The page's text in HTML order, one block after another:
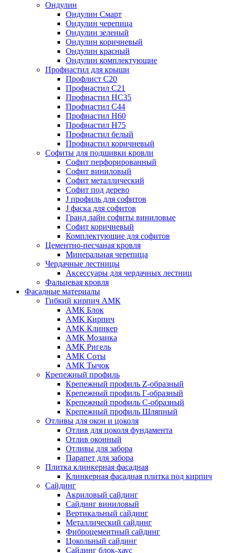
Ондулин
Ондулин Смарт
Ондулин черепица
Ондулин зеленый
Ондулин коричневый
Ондулин красный
Ондулин комплектующие
Профнастил для крыши
Профлист С20
Профнастил С21
Профнастил НС35
Профнастил С44
Профнастил Н60
Профнастил Н75
Профнастил белый
Профнастил коричневый
Софиты для подшивки кровли
Cофит перфорированный
Софит виниловый
Софит металлический
Софит под дерево
J профиль для софитов
J фаска для софитов
Гранд лайн софиты виниловые
Софит коричневый
Комплектующие для софитов
Цементно-песчаная кровля
Минеральная черепица
Чердачные лестницы
Аксессуары для чердачных лестниц
Фальцевая кровля
Фасадные материалы
Гибкий кирпич АМК
АМК Блок
АМК Кирпич
АМК Клинкер
АМК Мозаика
АМК Ригель
АМК Соты
АМК Тычок
Крепежный профиль
Крепежный профиль Z-образный
Крепежный профиль Г-образный
Крепежный профиль С-образный
Крепежный профиль Шляпный
Отливы для окон и цоколя
Отлив для цоколя фундамента
Отлив оконный
Отливы для забора
Парапет для забора
Плитка клинкерная фасадная
Клинкерная фасадная плитка под кирпич
Сайдинг
Акриловый сайдинг
Сайдинг виниловый
Вертикальный сайдинг
Металлический сайдинг
Фиброцементный сайдинг
Цокольный сайдинг
Сайдинг блок-хаус